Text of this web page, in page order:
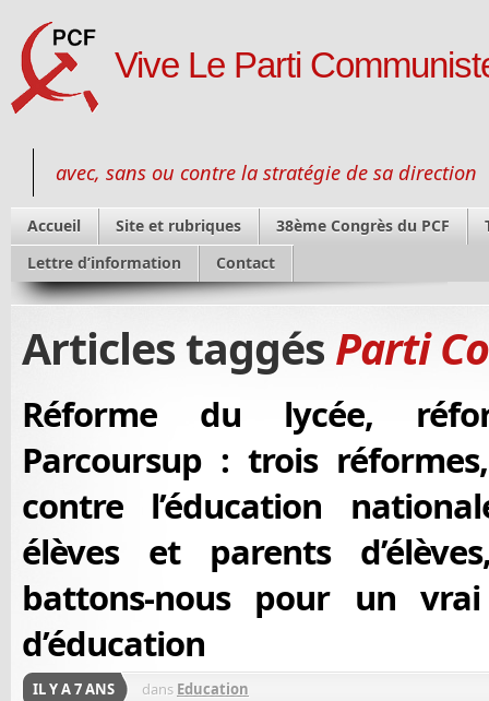
Vive Le Parti
avec, sans ou contre la stratégie de sa direction
Accueil Site et rubriques 38ème Congrès du PCF
Lettre d’information
Contact
Articles taggés Parti
Réforme du lycée,
Parcoursup : trois
contre l’éducation
élèves et parents
battons-nous pour un
d’éducation
IL Y A 7 ANS dans Education